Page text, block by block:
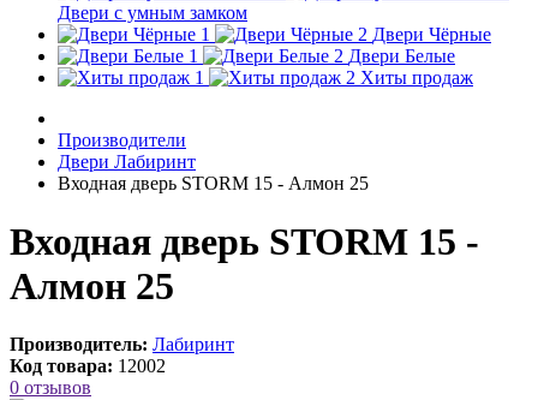
Двери с умным замком
Двери Чёрные
Двери Белые
Хиты продаж
Производители
Двери Лабиринт
Входная дверь STORM 15 - Алмон 25
Входная дверь STORM 15 -
Алмон 25
Производитель: Лабиринт
Код товара: 12002
0 отзывов